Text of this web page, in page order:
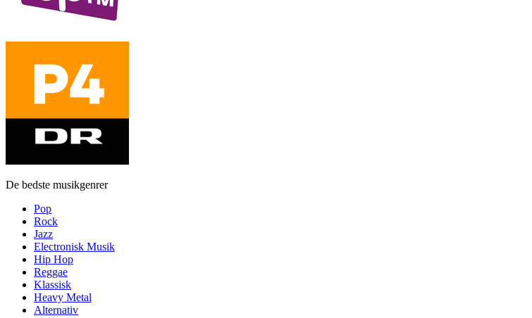
De bedste musikgenrer
Pop
Rock
Jazz
Electronisk Musik
Hip Hop
Reggae
Klassisk
Heavy Metal
Alternativ